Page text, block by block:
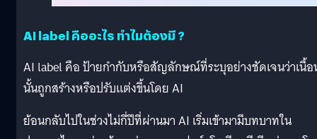
AI label คืออะไร ทำไมต้องมี ?
AI label คือ ป้ายกำกับหรือสัญลักษณ์ที่ระบุอย่างชัดเจนว่าเนื้
นั้นถูกสร้างหรือปรับแต่งขึ้นโดย AI
ย้อนกลับไปในช่วงไม่กี่ปีที่ผ่านมา AI เริ่มเข้ามามีบทบาทใน